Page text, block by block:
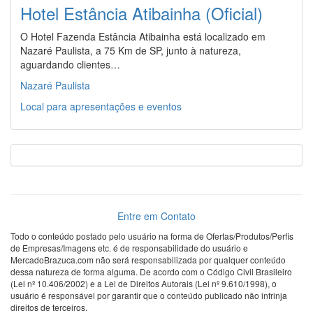
Hotel Estância Atibainha (Oficial)
O Hotel Fazenda Estância Atibainha está localizado em
Nazaré Paulista, a 75 Km de SP, junto à natureza,
aguardando clientes…
Nazaré Paulista
Local para apresentações e eventos
Entre em Contato
Todo o conteúdo postado pelo usuário na forma de Ofertas/Produtos/Perfis
de Empresas/Imagens etc. é de responsabilidade do usuário e
MercadoBrazuca.com não será responsabilizada por qualquer conteúdo
dessa natureza de forma alguma. De acordo com o Código Civil Brasileiro
(Lei nº 10.406/2002) e a Lei de Direitos Autorais (Lei nº 9.610/1998), o
usuário é responsável por garantir que o conteúdo publicado não infrinja
direitos de terceiros.